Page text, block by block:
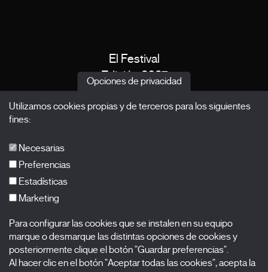
El Festival
Edición 2027
Acreditaciones
Nombre
Apellidos
Opciones de privacidad
Utilizamos cookies propias y de terceros para los siguientes
fines:
Necesarias
Preferencias
Estadísticas
Marketing
Para configurar las cookies que se instalen en su equipo
marque o desmarque las distintas opciones de cookies y
posteriormente clique el botón "Guardar preferencias".
Al hacer clic en el botón "Aceptar todas las cookies", acepta la